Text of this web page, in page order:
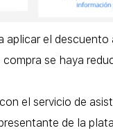
aplicar el descuento
se haya
el servicio de
de la